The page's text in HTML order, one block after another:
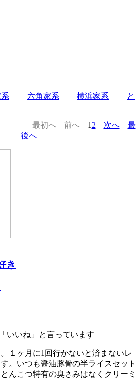
六角家系 横浜家系
と
表示 最初へ 前へ 1 2 次へ
最
後へ
き
いいね」と言っています
１ヶ月に1回行かないと済まないレ
。いつも醤油豚骨の半ライスセット
んこつ特有の臭さみはなくクリーミ